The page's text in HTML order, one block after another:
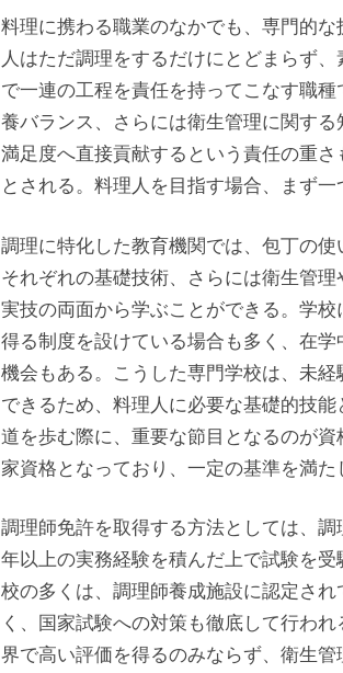
料理に携わる職業のなかでも、専門的な
人はただ調理をするだけにとどまらず
で一連の工程を責任を持ってこなす職
養バランス、さらには衛生管理に関す
満足度へ直接貢献するという責任の重
とされる。料理人を目指す場合、まず
調理に特化した教育機関では、包丁の
それぞれの基礎技術、さらには衛生管
実技の両面から学ぶことができる。学
得る制度を設けている場合も多く、在
機会もある。こうした専門学校は、未
できるため、料理人に必要な基礎的技
道を歩む際に、重要な節目となるのが
家資格となっており、一定の基準を満た
調理師免許を取得する方法としては、
年以上の実務経験を積んだ上で試験を
校の多くは、調理師養成施設に認定さ
く、国家試験への対策も徹底して行わ
界で高い評価を得るのみならず、衛生